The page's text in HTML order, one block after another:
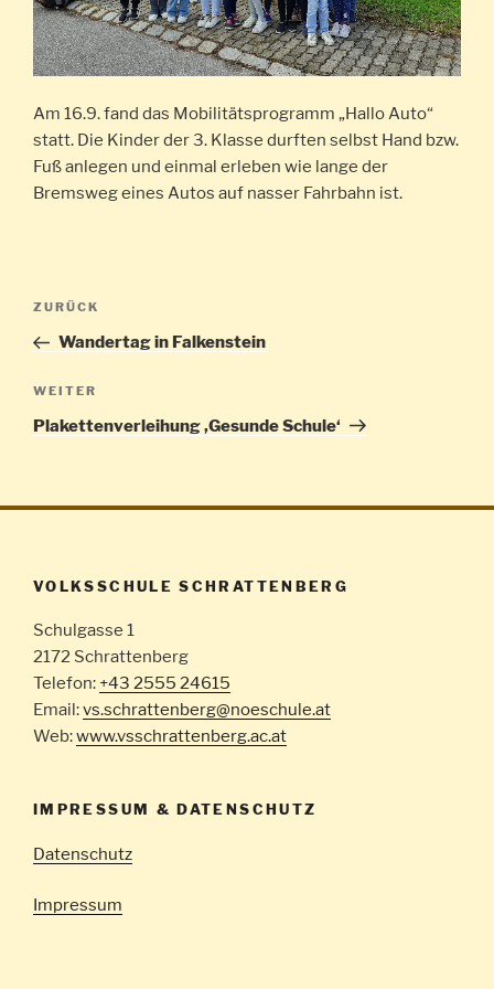
Am 16.9. fand das Mobilitätsprogramm „Hallo Auto“
statt. Die Kinder der 3. Klasse durften selbst Hand bzw.
Fuß anlegen und einmal erleben wie lange der
Bremsweg eines Autos auf nasser Fahrbahn ist.
Beitragsnavigation
Vorheriger
Beitrag
ZURÜCK
Wandertag in Falkenstein
Nächster
Beitrag
WEITER
Plakettenverleihung ‚Gesunde Schule‘
VOLKSSCHULE SCHRATTENBERG
Schulgasse 1
2172 Schrattenberg
Telefon: +43 2555 24615
Email:vs.schrattenberg@noeschule.at
Web:www.vsschrattenberg.ac.at
IMPRESSUM & DATENSCHUTZ
Datenschutz
Impressum